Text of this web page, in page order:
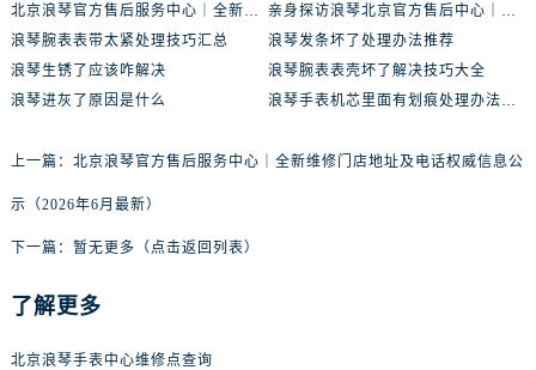
北京浪琴官方售后服务中心｜全新维修门店地址及电话权威信息公示（2026年6月最新）
亲身探访浪琴北京官方售后中心｜地址报修全流程真实经历（2026年6月最新）
浪琴腕表表带太紧处理技巧汇总
浪琴发条坏了处理办法推荐
浪琴生锈了应该咋解决
浪琴腕表表壳坏了解决技巧大全
浪琴进灰了原因是什么
浪琴手表机芯里面有划痕处理办法推荐
上一篇： 北京浪琴官方售后服务中心｜全新维修门店地址及电话权威信息公
示（2026年6月最新）
下一篇： 暂无更多（点击返回列表）
了解更多
北京浪琴手表中心维修点查询